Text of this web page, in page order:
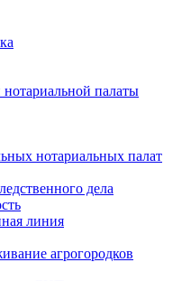
палаты
нотариальных палат
дела
линия
агрогородков